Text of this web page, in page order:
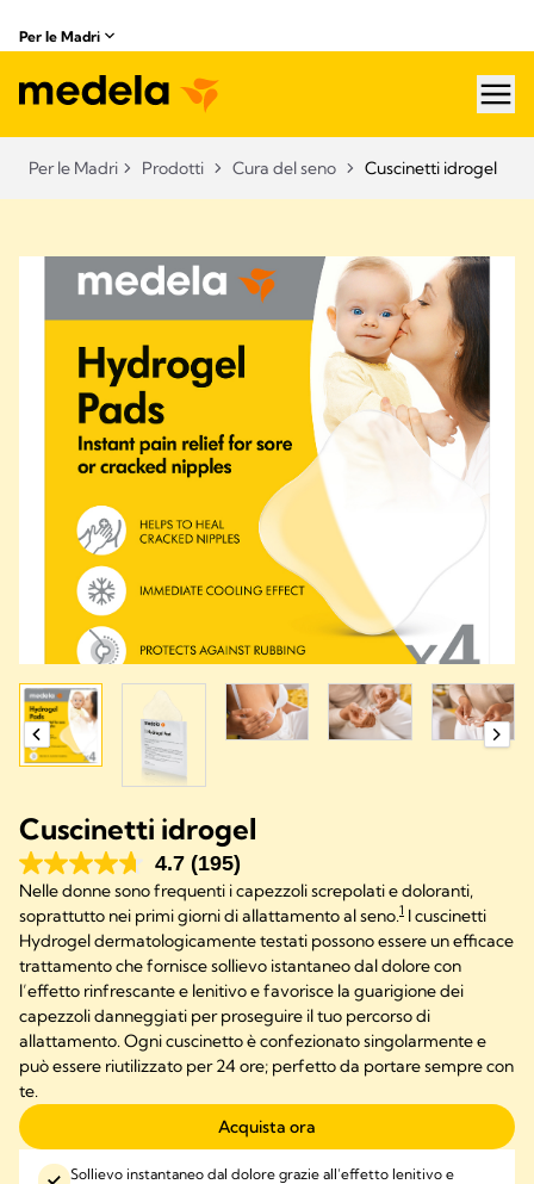
Per le Madri
Per le Madri Prodotti Cura del seno Cuscinetti idrogel
Cuscinetti idrogel
4.7 (195)
Nelle donne sono frequenti i capezzoli screpolati e doloranti,
soprattutto nei primi giorni di allattamento al seno.1 I cuscinetti
Hydrogel dermatologicamente testati possono essere un efficace
trattamento che fornisce sollievo istantaneo dal dolore con
l’effetto rinfrescante e lenitivo e favorisce la guarigione dei
capezzoli danneggiati per proseguire il tuo percorso di
allattamento. Ogni cuscinetto è confezionato singolarmente e
può essere riutilizzato per 24 ore; perfetto da portare sempre con
te.
Acquista ora
Sollievo instantaneo dal dolore grazie all’effetto lenitivo e